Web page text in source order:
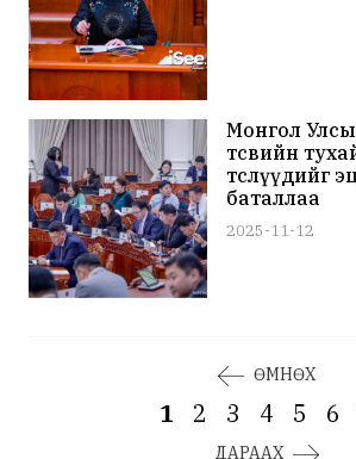
Монгол
төсвийн
төслүүдийг
баталлаа
2025-11-12
ӨМНӨХ
1 2 3 4 5 6
ДАРААХ